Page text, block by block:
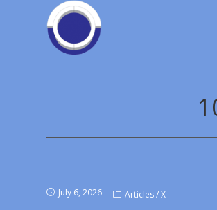
July 6, 2026 Articles/X